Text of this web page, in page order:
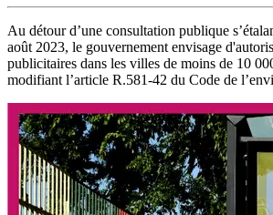
Au détour d’une consultation publique
août 2023, le gouvernement envisage
publicitaires dans les villes de moins de 10
modifiant l’article R.581-42 du Code de